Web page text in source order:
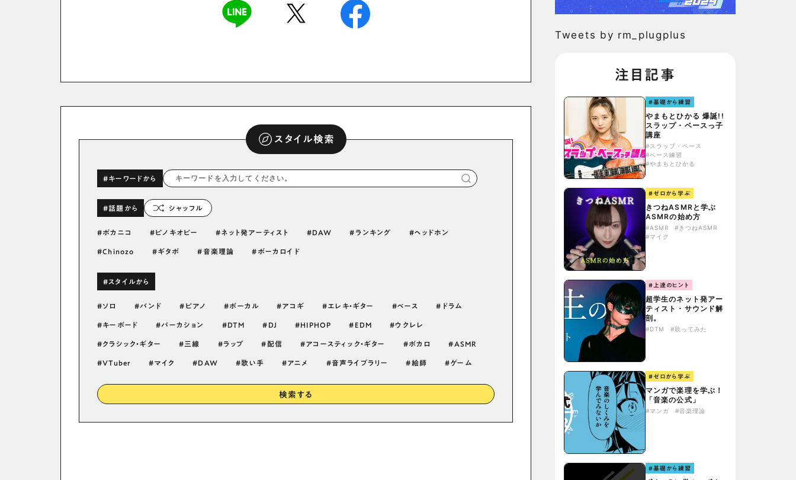
スタイル検索
#キーワードから
#話題から シャッフル
ボカニコ ピノキオピー ネット発アーティスト DAW ランキング ヘッドホン
Chinozo ギタボ 音楽理論 ボーカロイド
#スタイルから
ソロ バンド ピアノ ボーカル アコギ エレキ・ギター ベース ドラム
キーボード パーカション DTM DJ HIPHOP EDM ウクレレ
クラシック・ギター 三線 ラップ 配信 アコースティック・ギター ボカロ ASMR
VTuber マイク DAW 歌い手 アニメ 音声ライブラリー 絵師 ゲーム
検索する
Tweets by rm_plugplus
注目記事
#基礎から練習
やまもとひかる 爆誕!!
スラップ・ベースっ子
講座
#スラップ・ベース
#ベース練習
#やまもとひかる
#ゼロから学ぶ
きつねASMRと学ぶ
ASMRの始め方
#ASMR
#きつねASMR
#マイク
#上達のヒント
超学生のネット発アー
ティスト・サウンド解
剖。
#DTM #歌ってみた
#ゼロから学ぶ
マンガで楽理を学ぶ！
「音楽の公式」
#マンガ #音楽理論
#基礎から練習